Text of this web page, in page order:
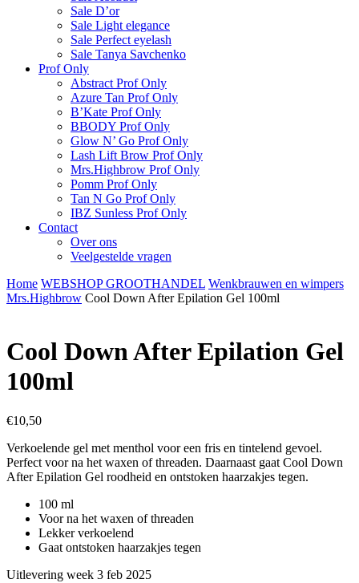
Sale D’or
Sale Light elegance
Sale Perfect eyelash
Sale Tanya Savchenko
Prof Only
Abstract Prof Only
Azure Tan Prof Only
B’Kate Prof Only
BBODY Prof Only
Glow N’ Go Prof Only
Lash Lift Brow Prof Only
Mrs.Highbrow Prof Only
Pomm Prof Only
Tan N Go Prof Only
IBZ Sunless Prof Only
Contact
Over ons
Veelgestelde vragen
Home WEBSHOP GROOTHANDEL Wenkbrauwen en wimpers
Mrs.Highbrow Cool Down After Epilation Gel 100ml
Cool Down After Epilation Gel
100ml
€10,50
Verkoelende gel met menthol voor een fris en tintelend gevoel.
Perfect voor na het waxen of threaden. Daarnaast gaat Cool Down
After Epilation Gel roodheid en ontstoken haarzakjes tegen.
100 ml
Voor na het waxen of threaden
Lekker verkoelend
Gaat ontstoken haarzakjes tegen
Uitlevering week 3 feb 2025